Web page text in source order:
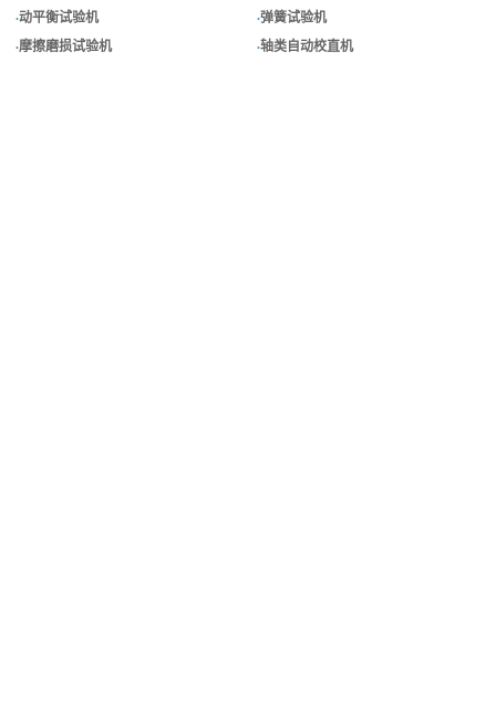
·动平衡试验机 ·弹簧试验机
·摩擦磨损试验机 ·轴类自动校直机